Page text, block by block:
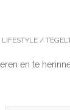
LIFESTYLE /
en te